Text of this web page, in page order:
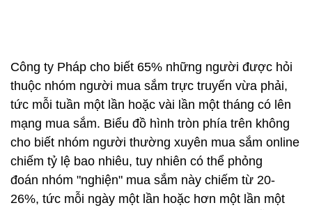
Công ty Pháp cho biết 65% những người được hỏi
thuộc nhóm người mua sắm trực truyến vừa phải,
tức mỗi tuần một lần hoặc vài lần một tháng có lên
mạng mua sắm. Biểu đồ hình tròn phía trên không
cho biết nhóm người thường xuyên mua sắm online
chiếm tỷ lệ bao nhiêu, tuy nhiên có thể phỏng
đoán nhóm "nghiện" mua sắm này chiếm từ 20-
26%, tức mỗi ngày một lần hoặc hơn một lần một